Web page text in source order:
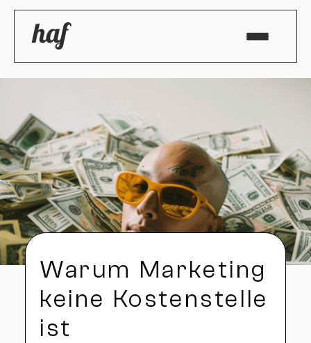
Warum Marketing
keine Kostenstelle
ist